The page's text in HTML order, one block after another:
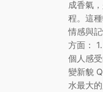
成香氣
程。這
情感與
方面：
個人感
變新貌
水最大